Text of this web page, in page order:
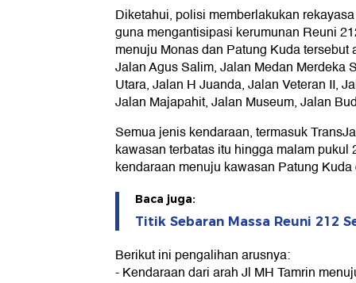
Diketahui, polisi memberlakukan
guna mengantisipasi kerumunan Reuni
menuju Monas dan Patung Kuda
Jalan Agus Salim, Jalan Medan Merdeka
Utara, Jalan H Juanda, Jalan Veteran II,
Jalan Majapahit, Jalan Museum, Jalan
Semua jenis kendaraan, termasuk
kawasan terbatas itu hingga malam pukul
kendaraan menuju kawasan Patung
Baca juga:
Titik Sebaran Massa Reuni 212
Berikut ini pengalihan arusnya:
- Kendaraan dari arah Jl MH Tamrin